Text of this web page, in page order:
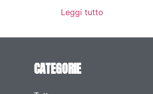
Leggi tutto
CATEGORIE